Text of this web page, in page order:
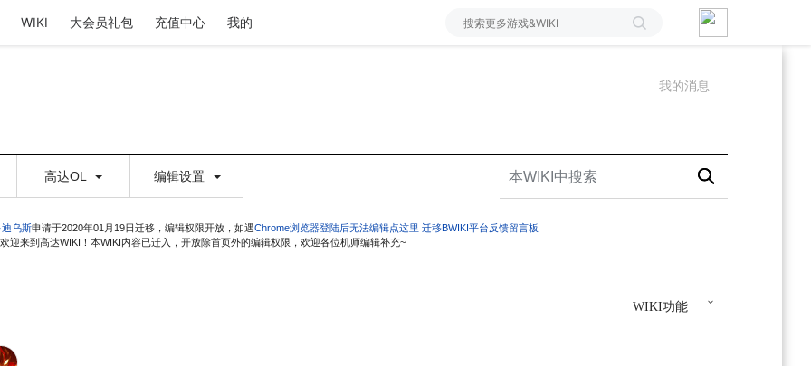
WIKI 大会员礼包 充值中心 我的
我的消息
高达OL 编辑设置
迪乌斯申请于2020年01月19日迁移，编辑权限开放，如遇Chrome浏览器登陆后无法编辑点这里 迁移BWIKI平台反馈留言板
欢迎来到高达WIKI！本WIKI内容已迁入，开放除首页外的编辑权限，欢迎各位机师编辑补充~
WIKI功能